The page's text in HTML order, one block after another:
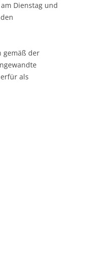
Dienstag und
gemäß der
als